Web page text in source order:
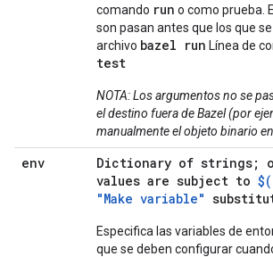
comando run o como prueba.
son pasan antes que los que
archivo bazel run Línea de
test
NOTA: Los argumentos no se
el destino fuera de Bazel (por
manualmente el objeto binario en
env
Dictionary of strings;
values are subject to
"Make variable"
Especifica las variables de
que se deben configurar